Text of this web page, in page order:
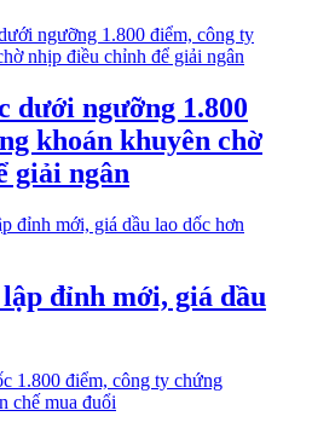
dưới ngưỡng 1.800
khoán khuyên chờ
giải ngân
đỉnh mới, giá dầu